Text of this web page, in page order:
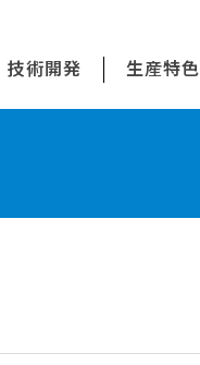
技術開発 生産特色